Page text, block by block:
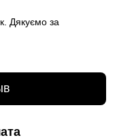
Дякуємо за